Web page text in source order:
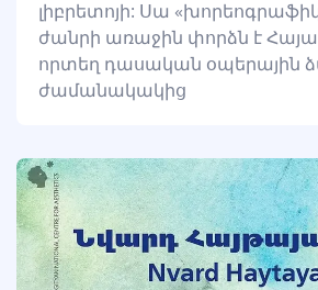
լիբրետոյի: Սա
ժանրի առաջին փորձն է
որտեղ դասական օպերային
ժամանակակից